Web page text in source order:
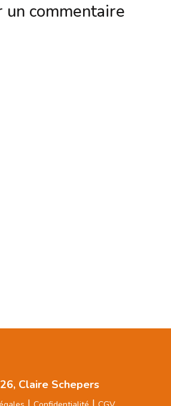
un commentaire
Claire Schepers